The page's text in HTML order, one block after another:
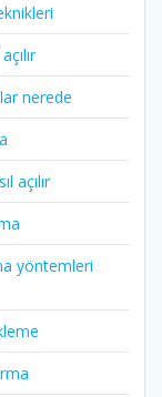
nerede
açılır
yöntemleri